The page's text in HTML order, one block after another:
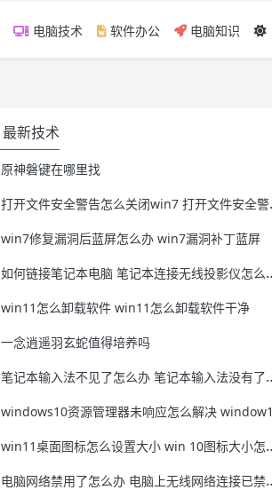
电脑技术 软件办公 电脑知识
最新技术
原神磐键在哪里找
打开文件安全警告怎么关闭win7 打开文件安全警告怎么关闭win11
win7修复漏洞后蓝屏怎么办 win7漏洞补丁蓝屏
如何链接笔记本电脑 笔记本连接无线投影仪怎么连接
win11怎么卸载软件 win11怎么卸载软件干净
一念逍遥羽玄蛇值得培养吗
笔记本输入法不见了怎么办 笔记本输入法没有了怎么办
windows10资源管理器未响应怎么解决 window10资源管理器无响应
win11桌面图标怎么设置大小 win 10图标大小怎么设置
电脑网络禁用了怎么办 电脑上无线网络连接已禁用怎么办